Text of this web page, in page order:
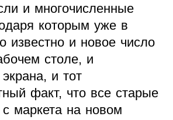
и многочисленные
которым уже в
известно и новое число
столе, и
и тот
факт, что все старые
маркета на новом